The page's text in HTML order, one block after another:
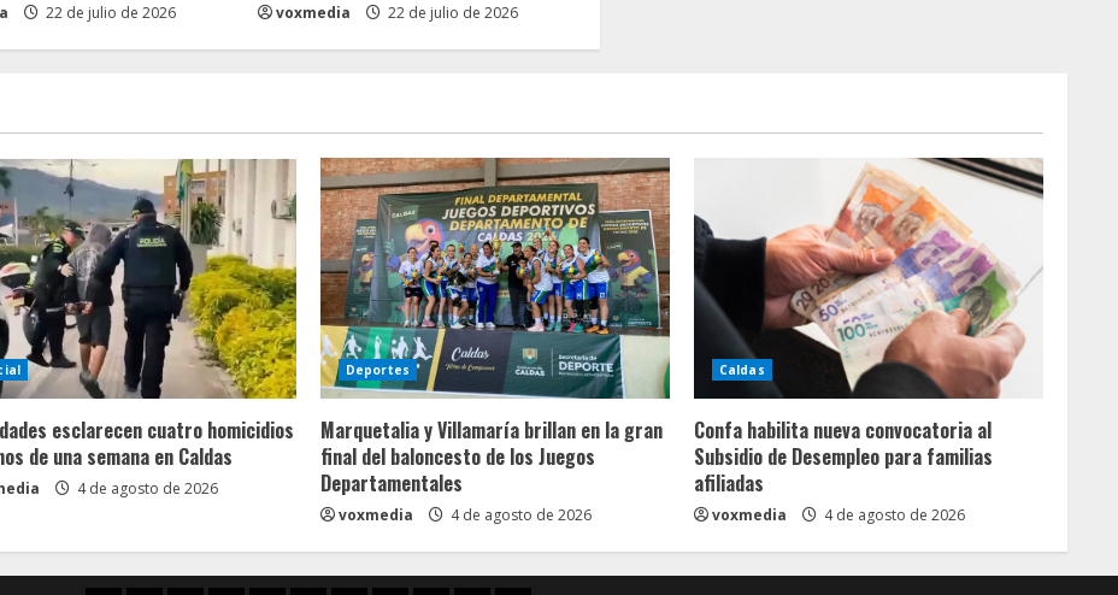
22 de julio de 2026 voxmedia 22 de julio de 2026
esclarecen cuatro homicidios
de una semana en Caldas
4 de agosto de 2026
Deportes
Marquetalia y Villamaría brillan en la gran
final del baloncesto de los Juegos
Departamentales
voxmedia 4 de agosto de 2026
Caldas
Confa habilita nueva convocatoria al
Subsidio de Desempleo para familias
afiliadas
voxmedia 4 de agosto de 2026